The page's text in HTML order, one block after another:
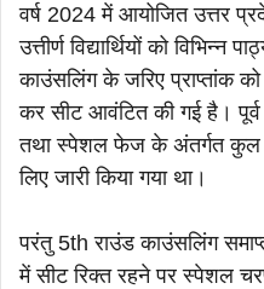
वर्ष 2024 में आयोजित उत्तर
उत्तीर्ण विद्यार्थियों को
काउंसलिंग के जरिए प्राप्तांक
कर सीट आवंटित की गई है।
तथा स्पेशल फेज के अंतर्गत कुल
लिए जारी किया गया था।
परंतु 5th राउंड काउंसलिंग
में सीट रिक्त रहने पर स्पेशल